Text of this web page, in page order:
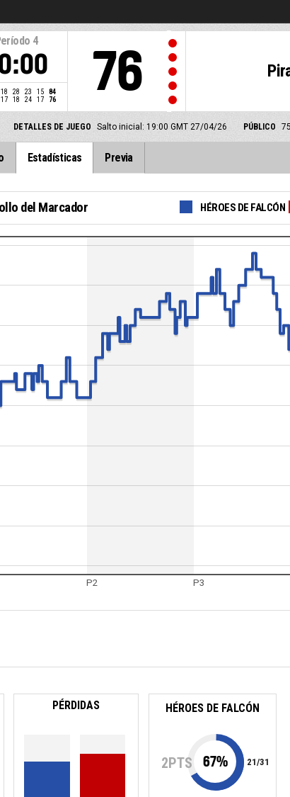
4
18 28 23 15
84
17 18 24 17 76 76
DETALLES DE JUEGO Salto inicial: 19:00 GMT 27/04/26 PÚBLICO
Estadísticas Previa
del Marcador HÉROES DE FALCÓN
P2 P3
PÉRDIDAS HÉROES DE FALCÓN
2PTS 67% 21/31